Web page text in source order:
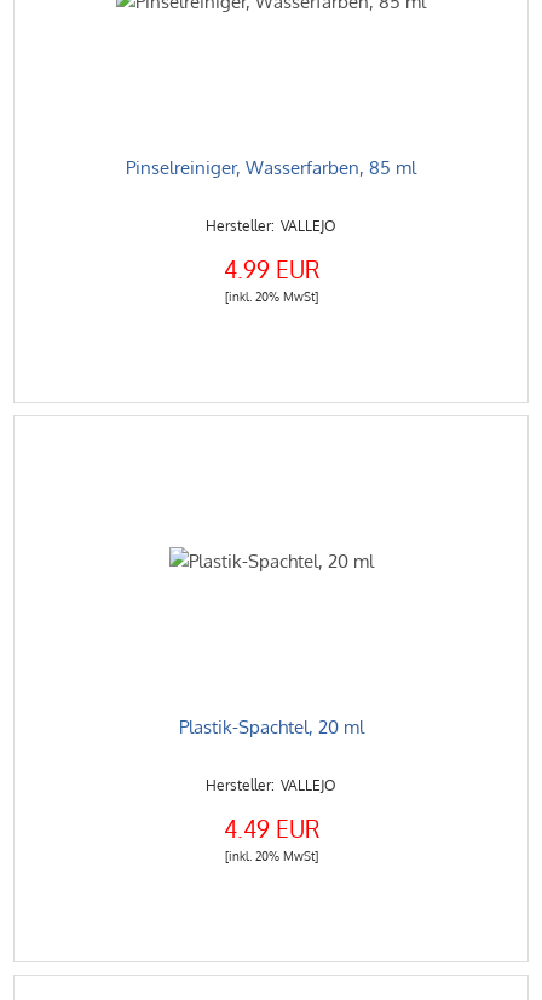
Pinselreiniger, Wasserfarben, 85 ml
VALLEJO
4.99 EUR
[inkl. 20% MwSt]
Plastik-Spachtel, 20 ml
VALLEJO
4.49 EUR
[inkl. 20% MwSt]